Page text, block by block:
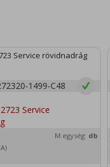
Service rövidnadrág
1499-C48
M.egység: db